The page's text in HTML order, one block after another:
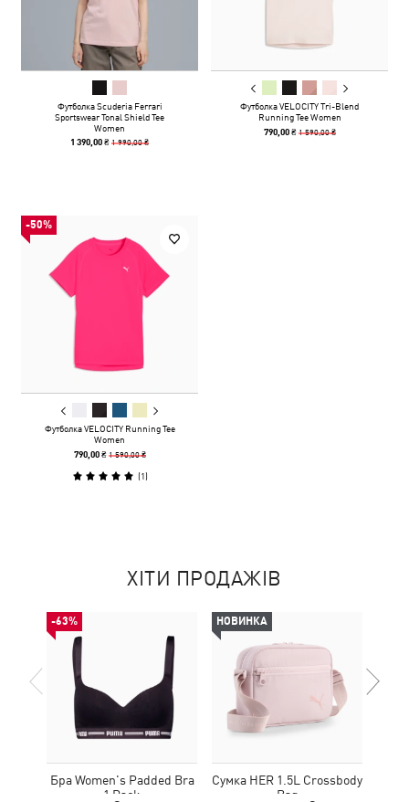
Футболка Scuderia Ferrari
Sportswear Tonal Shield Tee
Women
1 390,00 ₴1 990,00 ₴
Футболка VELOCITY Tri-Blend
Running Tee Women
790,00 ₴ 1 590,00 ₴
-50%
Футболка VELOCITY Running Tee
Women
790,00 ₴ 1 590,00 ₴
(1)
ХІТИ ПРОДАЖІВ
-63%
Бра Women's Padded Bra
1 Pack
НОВИНКА
Сумка HER 1.5L Crossbody
Bag